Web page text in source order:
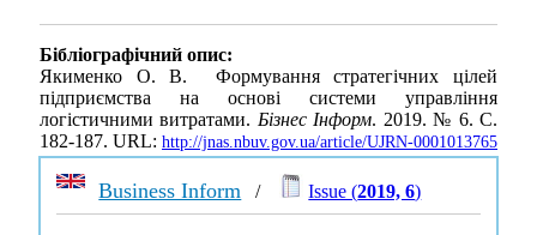
Бібліографічний опис:
Якименко О. В. Формування стратегічних цілей
підприємства на основі системи управління
логістичними витратами. Бізнес Інформ. 2019. № 6. С.
182-187. URL: http://jnas.nbuv.gov.ua/article/UJRN-0001013765
Business Inform / Issue (2019, 6)